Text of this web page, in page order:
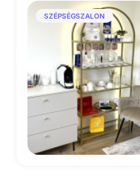
SZÉPSÉGSZALON